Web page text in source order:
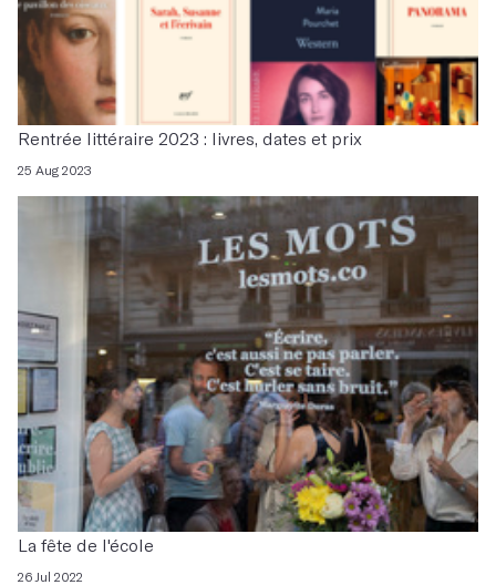
Rentrée littéraire 2023 : livres, dates et prix
25 Aug 2023
La fête de l'école
26 Jul 2022